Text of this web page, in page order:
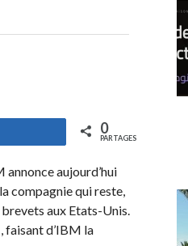
0
PARTAGES
annonce aujourd’hui
compagnie qui reste,
brevets aux Etats-Unis.
faisant d’IBM la